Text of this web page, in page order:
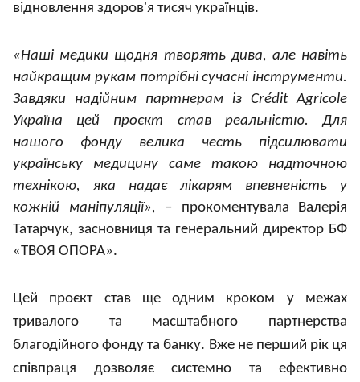
відновлення здоров'я тисяч українців.
«Наші медики щодня творять дива, але навіть
найкращим рукам потрібні сучасні інструменти.
Завдяки надійним партнерам із Crédit Agricole
Україна цей проєкт став реальністю. Для
нашого фонду велика честь підсилювати
українську медицину саме такою надточною
технікою, яка надає лікарям впевненість у
кожній маніпуляції», – прокоментувала Валерія
Татарчук, засновниця та генеральний директор БФ
«ТВОЯ ОПОРА».
Цей проєкт став ще одним кроком у межах
тривалого та масштабного партнерства
благодійного фонду та банку. Вже не перший рік ця
співпраця дозволяє системно та ефективно